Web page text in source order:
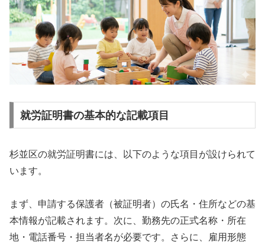
就労証明書の基本的な記載項目
杉並区の就労証明書には、以下のような項目が設けられて
います。
まず、申請する保護者（被証明者）の氏名・住所などの基
本情報が記載されます。次に、勤務先の正式名称・所在
地・電話番号・担当者名が必要です。さらに、雇用形態